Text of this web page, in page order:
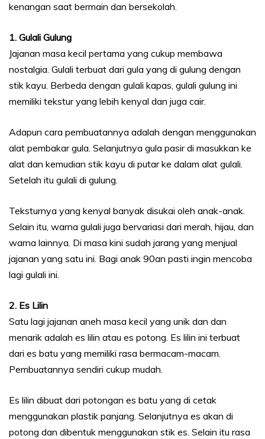
kenangan saat bermain dan bersekolah.
1. Gulali Gulung
Jajanan masa kecil pertama yang cukup membawa
nostalgia. Gulali terbuat dari gula yang di gulung dengan
stik kayu. Berbeda dengan gulali kapas, gulali gulung ini
memiliki tekstur yang lebih kenyal dan juga cair.
Adapun cara pembuatannya adalah dengan menggunakan
alat pembakar gula. Selanjutnya gula pasir di masukkan ke
alat dan kemudian stik kayu di putar ke dalam alat gulali.
Setelah itu gulali di gulung.
Teksturnya yang kenyal banyak disukai oleh anak-anak.
Selain itu, warna gulali juga bervariasi dari merah, hijau, dan
warna lainnya. Di masa kini sudah jarang yang menjual
jajanan yang satu ini. Bagi anak 90an pasti ingin mencoba
lagi gulali ini.
2. Es Lilin
Satu lagi jajanan aneh masa kecil yang unik dan dan
menarik adalah es lilin atau es potong. Es lilin ini terbuat
dari es batu yang memiliki rasa bermacam-macam.
Pembuatannya sendiri cukup mudah.
Es lilin dibuat dari potongan es batu yang di cetak
menggunakan plastik panjang. Selanjutnya es akan di
potong dan dibentuk menggunakan stik es. Selain itu rasa